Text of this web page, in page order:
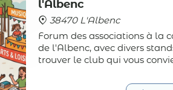
l'Albenc
38470 L'Albenc
Forum des associations à la
de l'Albenc, avec divers
trouver le club qui vous